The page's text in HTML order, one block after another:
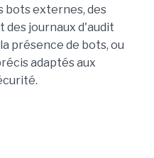
bots externes, des
journaux d'audit
présence de bots, ou
adaptés aux